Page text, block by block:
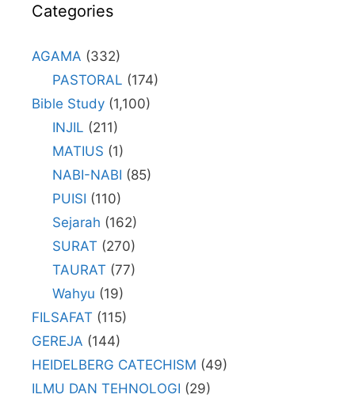
Categories
AGAMA (332)
PASTORAL (174)
Bible Study (1,100)
INJIL (211)
MATIUS (1)
NABI-NABI (85)
PUISI (110)
Sejarah (162)
SURAT (270)
TAURAT (77)
Wahyu (19)
FILSAFAT (115)
GEREJA (144)
HEIDELBERG CATECHISM (49)
ILMU DAN TEHNOLOGI (29)